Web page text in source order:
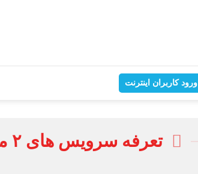
ورود کاربران اینترنت
تعرفه سرویس های ۲ مگابیت